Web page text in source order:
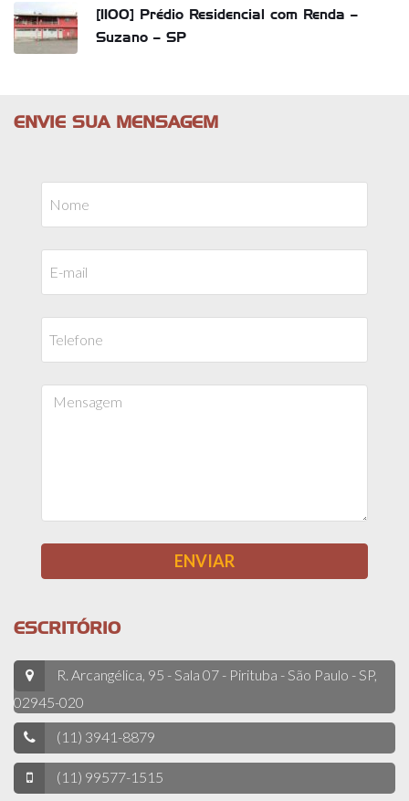
[1100] Prédio Residencial com Renda –
Suzano – SP
ENVIE SUA MENSAGEM
ESCRITÓRIO
R. Arcangélica, 95 - Sala 07 - Pirituba - São Paulo - SP,
02945-020
(11) 3941-8879
(11) 99577-1515